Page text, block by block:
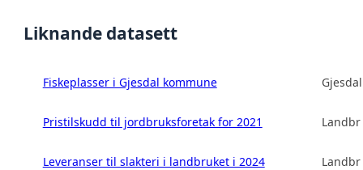
Liknande datasett
Fiskeplasser i Gjesdal kommune
Pristilskudd til jordbruksforetak for 2021
Leveranser til slakteri i landbruket i 2024